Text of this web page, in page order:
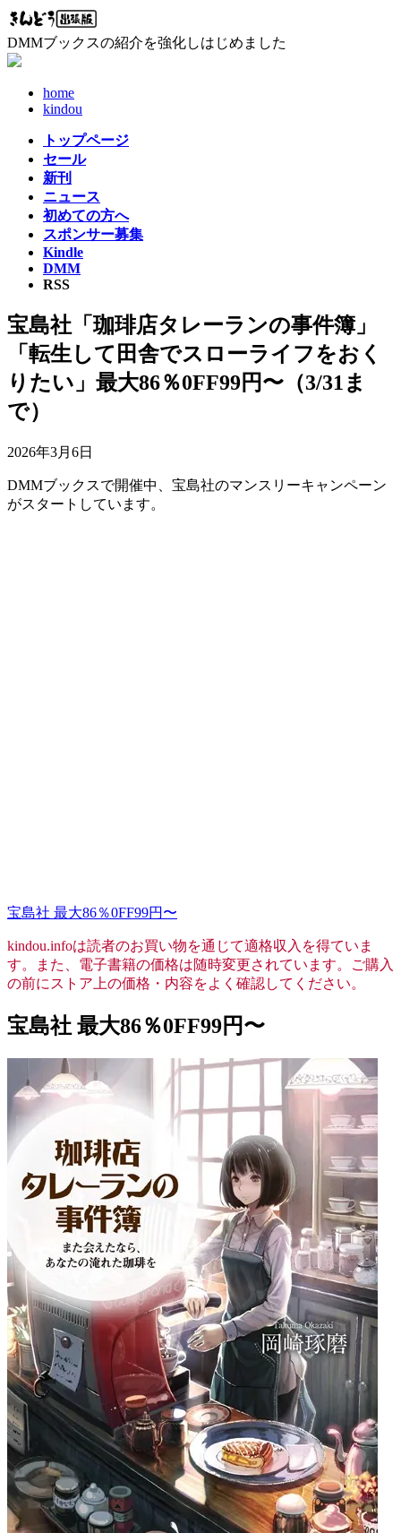
コ
テ
ン
ナ
ゲ
ー
DMMブックスの紹介を強化しはじめました
home
kindou
トップページ
セール
新刊
ニュース
初めての方へ
スポンサー募集
Kindle
DMM
RSS
宝島社「珈琲店タレーランの事件簿」
「転生して田舎でスローライフをおく
りたい」最大86％0FF99円〜（3/31ま
で）
2026年3月6日
DMMブックスで開催中、宝島社のマンスリーキャンペーン
がスタートしています。
宝島社 最大86％0FF99円〜
kindou.infoは読者のお買い物を通じて適格収入を得ていま
す。また、電子書籍の価格は随時変更されています。ご購入
の前にストア上の価格・内容をよく確認してください。
宝島社 最大86％0FF99円〜